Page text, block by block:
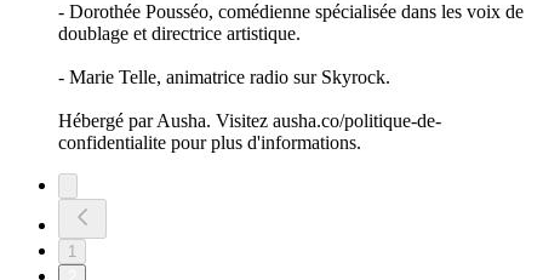
- Dorothée Pousséo, comédienne spécialisée dans les voix de
doublage et directrice artistique.
- Marie Telle, animatrice radio sur Skyrock.
Hébergé par Ausha. Visitez ausha.co/politique-de-
confidentialite pour plus d'informations.
1